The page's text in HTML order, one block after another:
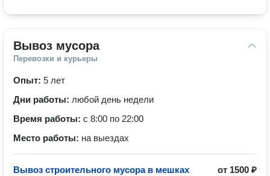
Вывоз мусора
Перевозки и курьеры
Опыт: 5 лет
Дни работы: любой день недели
Время работы: с 8:00 по 22:00
Место работы: на выездах
от 1500 ₽
Вывоз строительного мусора в мешках